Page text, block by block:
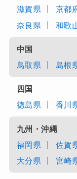
滋賀県
京都
奈良県
和歌
中国
鳥取県
島根
四国
徳島県
香川
九州・沖縄
福岡県
佐賀
大分県
宮崎